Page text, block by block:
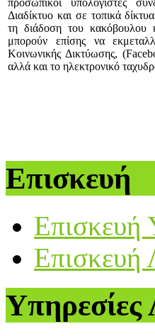
Διαδίκτυο και σε τοπικά
τη διάδοση του κακόβουλου
μπορούν επίσης να
Κοινωνικής Δικτύωσης,
αλλά και το ηλεκτρονικό
Επισκευή
Επισκευή
Επισκευή
Υπηρεσίες